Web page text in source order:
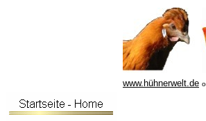
www.hühnerwelt.de